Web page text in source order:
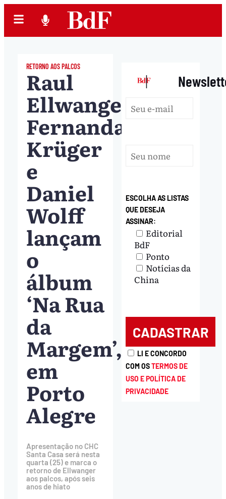
RETORNO AOS PALCOS
Raul
Ellwanger,
Fernanda
Krüger
e
Daniel
Wolff
lançam
o
álbum
‘Na Rua
da
Margem’,
em
Porto
Alegre
Apresentação no CHC
Santa Casa será nesta
quarta (25) e marca o
retorno de Ellwanger
aos palcos, após seis
anos de hiato
|
ESCOLHA AS LISTAS
QUE DESEJA
ASSINAR:
Editorial
BdF
Ponto
Notícias da
China
LI E CONCORDO
COM OSTERMOS DE
USO E POLÍTICA DE
PRIVACIDADE